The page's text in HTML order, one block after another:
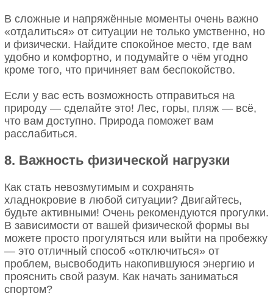
В сложные и напряжённые моменты очень важно
«отдалиться» от ситуации не только умственно, но
и физически. Найдите спокойное место, где вам
удобно и комфортно, и подумайте о чём угодно
кроме того, что причиняет вам беспокойство.
Если у вас есть возможность отправиться на
природу — сделайте это! Лес, горы, пляж — всё,
что вам доступно. Природа поможет вам
расслабиться.
8. Важность физической нагрузки
Как стать невозмутимым и сохранять
хладнокровие в любой ситуации? Двигайтесь,
будьте активными! Очень рекомендуются прогулки.
В зависимости от вашей физической формы вы
можете просто прогуляться или выйти на пробежку
— это отличный способ «отключиться» от
проблем, высвободить накопившуюся энергию и
прояснить свой разум. Как начать заниматься
спортом?